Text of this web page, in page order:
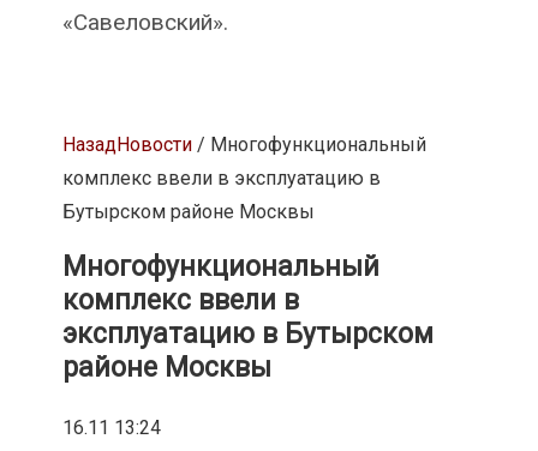
«Савеловский».
НазадНовости/ Многофункциональный
комплекс ввели в эксплуатацию в
Бутырском районе Москвы
Многофункциональный
комплекс ввели в
эксплуатацию в Бутырском
районе Москвы
16.11 13:24